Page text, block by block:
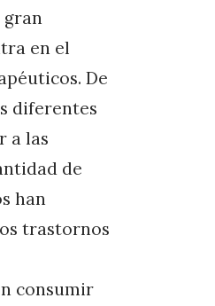
en el
De
diferentes
a las
de
han
trastornos
consumir